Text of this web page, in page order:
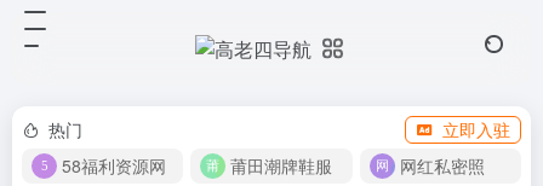
热门
立即入驻
58福利资源网
莆田潮牌鞋服
网红私密照